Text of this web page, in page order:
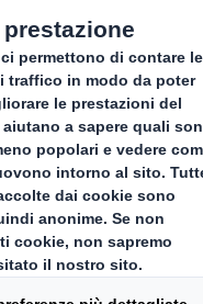
lineare è
i rifiuti
di un prodotto.
ora una minaccia
plastici, tessili,
alcuni.